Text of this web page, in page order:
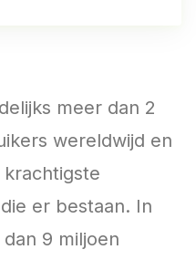
meer dan 2
wereldwijd en
er bestaan. In
9 miljoen